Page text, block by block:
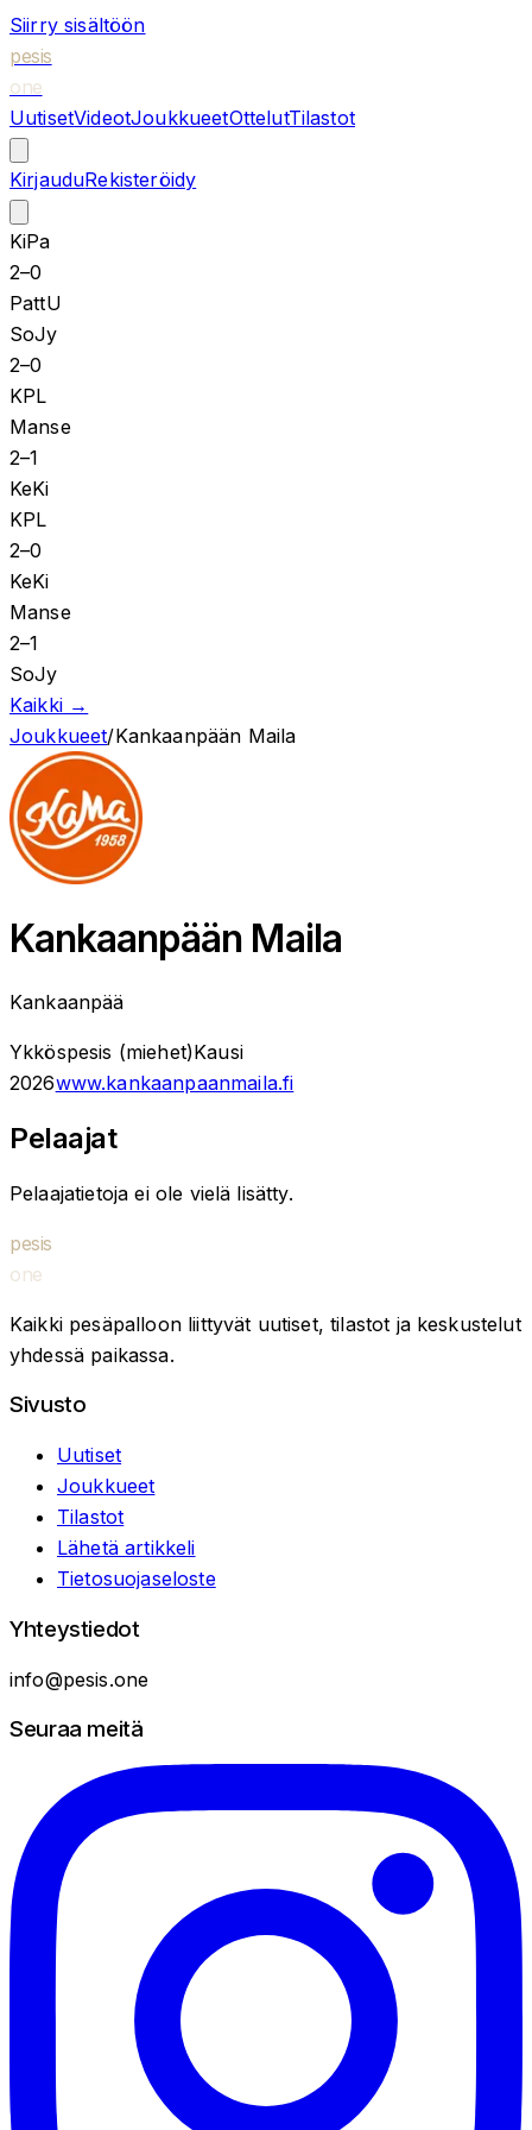
Siirry sisältöön
pesis
one
UutisetVideotJoukkueetOttelutTilastot
KirjauduRekisteröidy
KiPa
2–0
PattU
SoJy
2–0
KPL
Manse
2–1
KeKi
KPL
2–0
KeKi
Manse
2–1
SoJy
Kaikki →
Joukkueet/Kankaanpään Maila
Kankaanpään Maila
Kankaanpää
Ykköspesis (miehet)Kausi
2026www.kankaanpaanmaila.fi
Pelaajat
Pelaajatietoja ei ole vielä lisätty.
pesis
one
Kaikki pesäpalloon liittyvät uutiset, tilastot ja keskustelut
yhdessä paikassa.
Sivusto
Uutiset
Joukkueet
Tilastot
Lähetä artikkeli
Tietosuojaseloste
Yhteystiedot
info@pesis.one
Seuraa meitä